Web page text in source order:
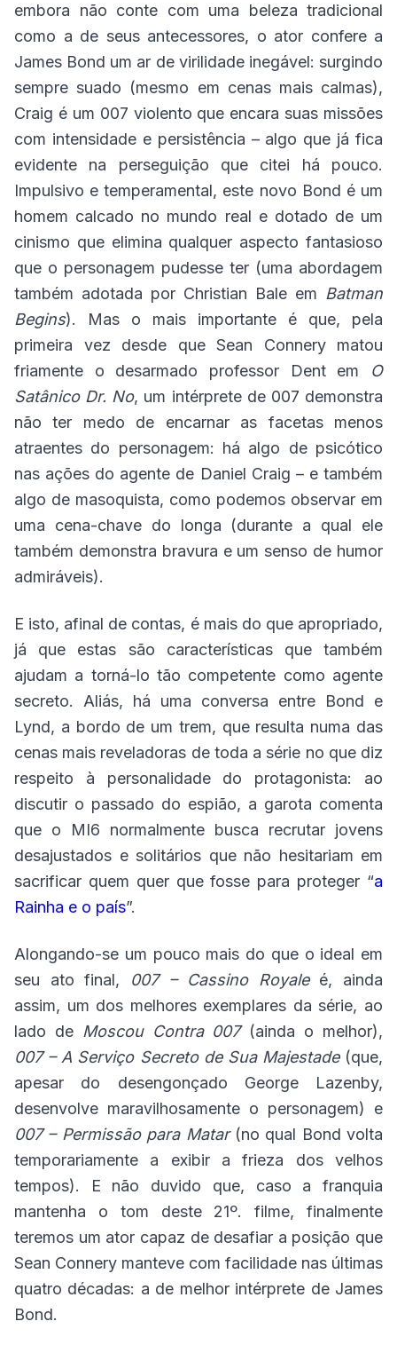
embora não conte com uma beleza tradicional
como a de seus antecessores, o ator confere a
James Bond um ar de virilidade inegável: surgindo
sempre suado (mesmo em cenas mais calmas),
Craig é um 007 violento que encara suas missões
com intensidade e persistência – algo que já fica
evidente na perseguição que citei há pouco.
Impulsivo e temperamental, este novo Bond é um
homem calcado no mundo real e dotado de um
cinismo que elimina qualquer aspecto fantasioso
que o personagem pudesse ter (uma abordagem
também adotada por Christian Bale em Batman
Begins). Mas o mais importante é que, pela
primeira vez desde que Sean Connery matou
friamente o desarmado professor Dent em O
Satânico Dr. No, um intérprete de 007 demonstra
não ter medo de encarnar as facetas menos
atraentes do personagem: há algo de psicótico
nas ações do agente de Daniel Craig – e também
algo de masoquista, como podemos observar em
uma cena-chave do longa (durante a qual ele
também demonstra bravura e um senso de humor
admiráveis).
E isto, afinal de contas, é mais do que apropriado,
já que estas são características que também
ajudam a torná-lo tão competente como agente
secreto. Aliás, há uma conversa entre Bond e
Lynd, a bordo de um trem, que resulta numa das
cenas mais reveladoras de toda a série no que diz
respeito à personalidade do protagonista: ao
discutir o passado do espião, a garota comenta
que o MI6 normalmente busca recrutar jovens
desajustados e solitários que não hesitariam em
sacrificar quem quer que fosse para proteger “a
Rainha e o país”.
Alongando-se um pouco mais do que o ideal em
seu ato final,
007 – Cassino Royale é, ainda
assim, um dos melhores exemplares da série, ao
lado de Moscou Contra 007 (ainda o melhor),
007 – A Serviço Secreto de Sua Majestade (que,
apesar do desengonçado George Lazenby,
desenvolve maravilhosamente o personagem) e
007 – Permissão para Matar(no qual Bond volta
temporariamente a exibir a frieza dos velhos
tempos). E não duvido que, caso a franquia
mantenha o tom deste 21º. filme, finalmente
teremos um ator capaz de desafiar a posição que
Sean Connery manteve com facilidade nas últimas
quatro décadas: a de melhor intérprete de James
Bond.